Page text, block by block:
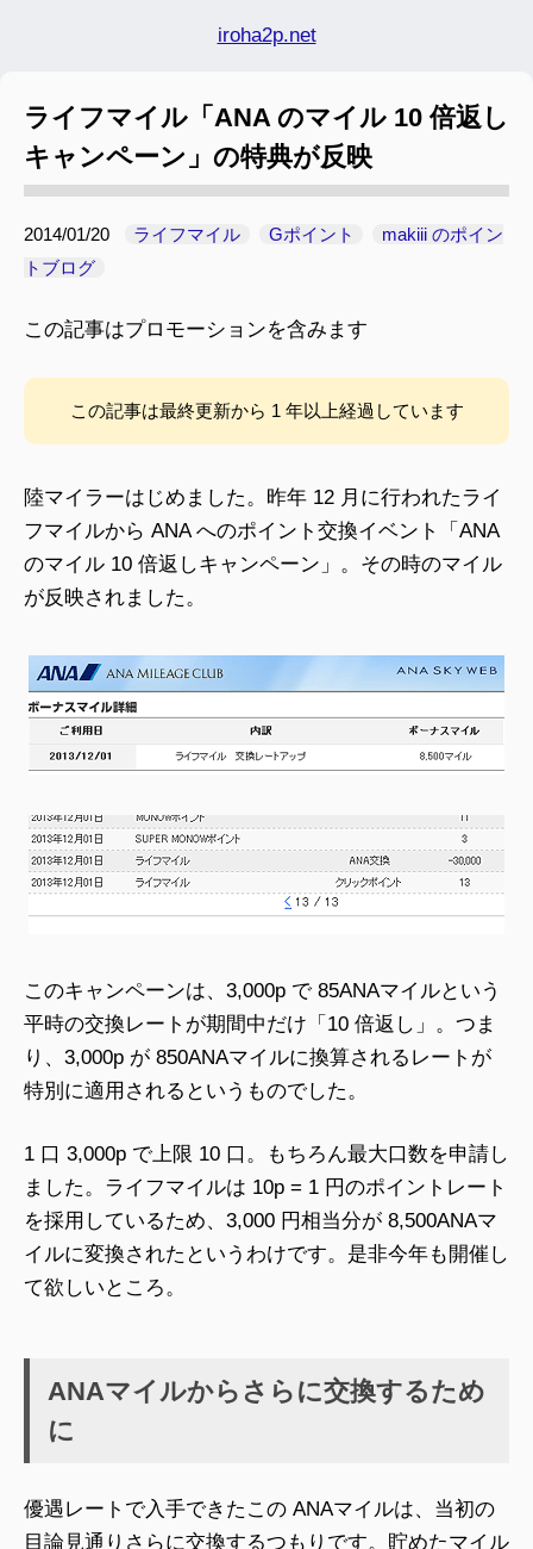
ライフマイル「ANA のマイル 10 倍返し
キャンペーン」の特典が反映
2014/01/20 ライフマイル Gポイント
makiii のポイン
トブログ
この記事はプロモーションを含みます
この記事は最終更新から 1 年以上経過しています
陸マイラーはじめました。昨年 12 月に行われたライ
フマイルから ANA へのポイント交換イベント「ANA
のマイル 10 倍返しキャンペーン」。その時のマイル
が反映されました。
このキャンペーンは、3,000p で 85ANAマイルという
平時の交換レートが期間中だけ「10 倍返し」。つま
り、3,000p が 850ANAマイルに換算されるレートが
特別に適用されるというものでした。
1 口 3,000p で上限 10 口。もちろん最大口数を申請し
ました。ライフマイルは 10p = 1 円のポイントレート
を採用しているため、3,000 円相当分が 8,500ANAマ
イルに変換されたというわけです。是非今年も開催し
て欲しいところ。
ANAマイルからさらに交換するため
に
優遇レートで入手できたこの ANAマイルは、当初の
目論見通りさらに交換するつもりです。貯めたマイル
iroha2p.net